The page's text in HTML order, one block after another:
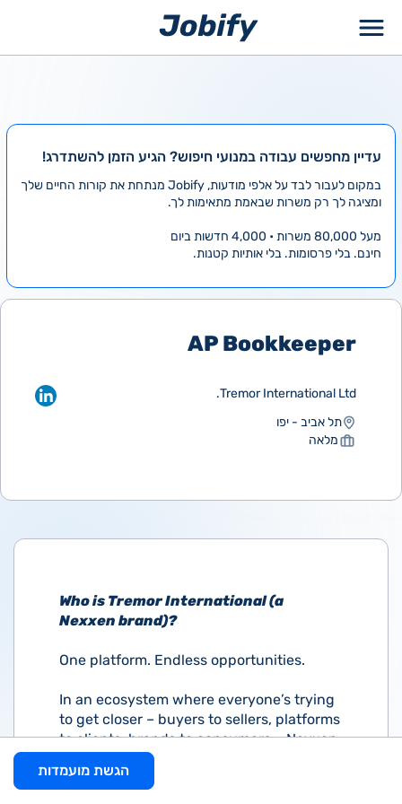
עדיין מחפשים עבודה במנועי חיפוש? הגיע הזמן להשתדרג!
במקום לעבור לבד על אלפי מודעות, Jobify מנתחת את קורות החיים שלך
ומציגה לך רק משרות שבאמת מתאימות לך.
מעל 80,000 משרות • 4,000 חדשות ביום
חינם. בלי פרסומות. בלי אותיות קטנות.
AP Bookkeeper
Tremor International Ltd.
תל אביב - יפו
מלאה
Who is Tremor International (a
Nexxen brand)?
One platform. Endless opportunities.
In an ecosystem where everyone’s trying
to get closer – buyers to sellers, platforms
to clients, brands to consumers – Nexxen
bridges new opportunities in ways that
others cannot. Data, service and planning
הגשת מועמדות